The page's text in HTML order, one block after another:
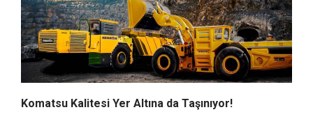
Komatsu Kalitesi Yer Altına da Taşınıyor!